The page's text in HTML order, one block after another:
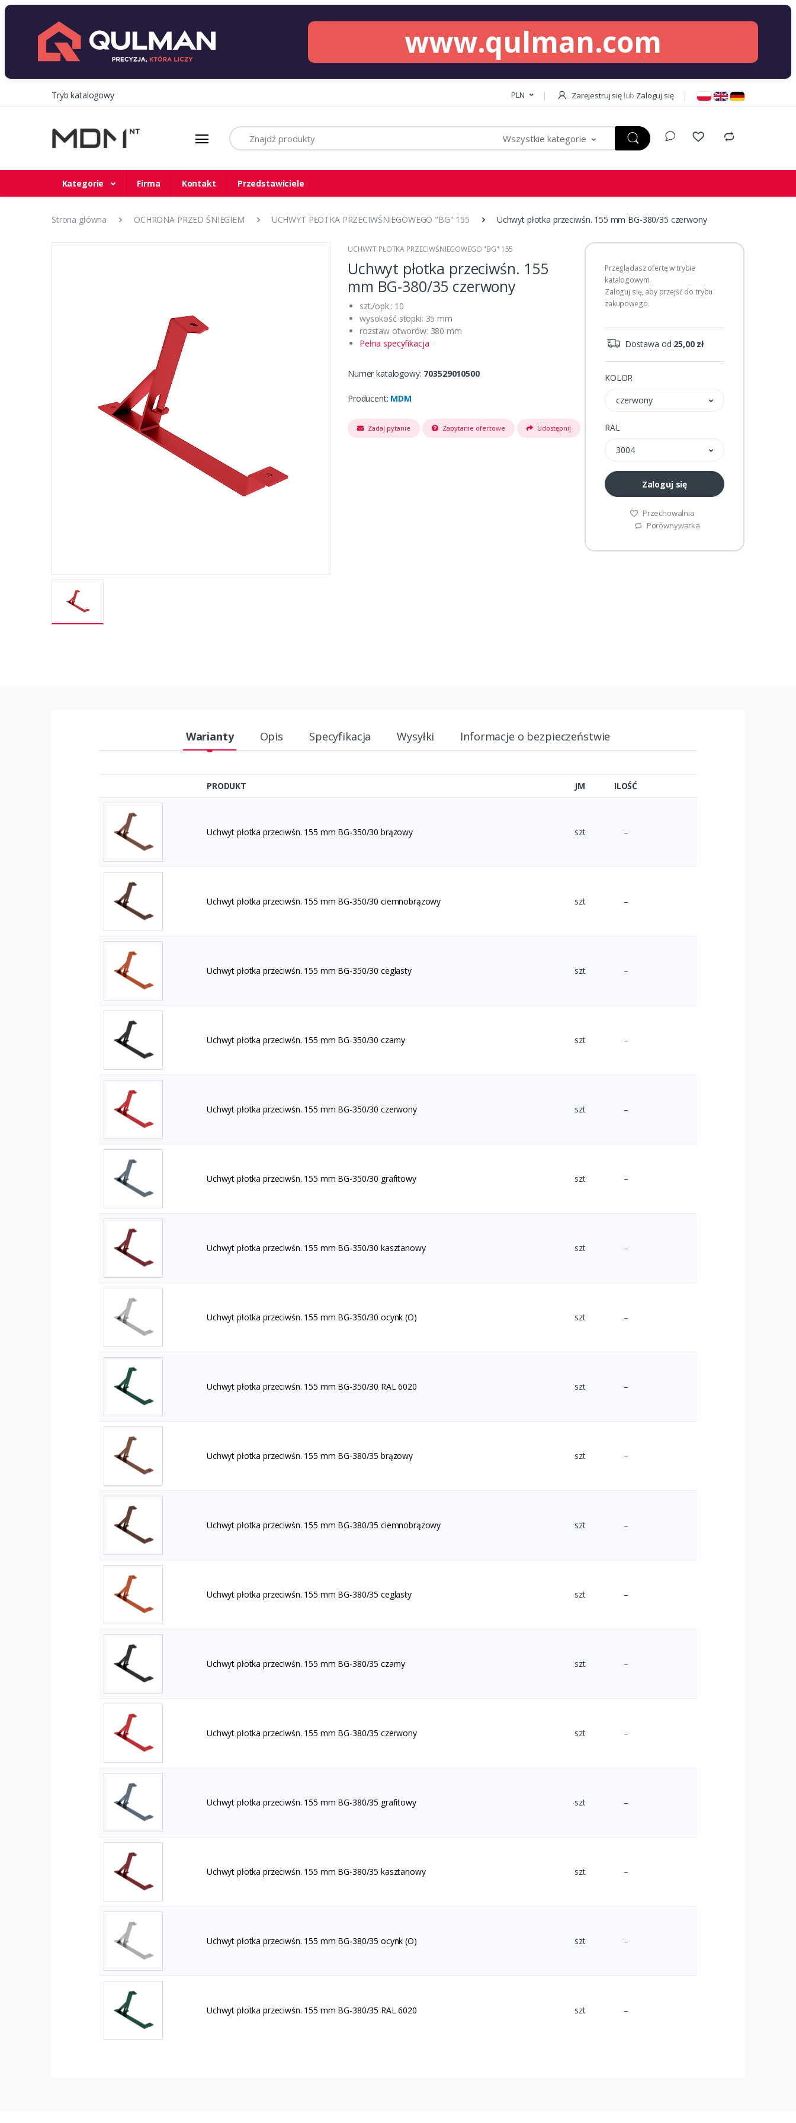
www.qulman.com
Tryb katalogowy PLN Zarejestruj się lub Zaloguj się
Szukaj
Wszystkie kategorie
Kategorie Firma Kontakt Przedstawiciele
Strona główna OCHRONA PRZED ŚNIEGIEM UCHWYT PŁOTKA PRZECIWŚNIEGOWEGO "BG" 155 Uchwyt płotka przeciwśn. 155 mm BG-380/35 czerwony
UCHWYT PŁOTKA PRZECIWŚNIEGOWEGO "BG" 155
Uchwyt płotka przeciwśn. 155
mm BG-380/35 czerwony
szt./opk.: 10
wysokość stopki: 35 mm
rozstaw otworów: 380 mm
Pełna specyfikacja
Numer katalogowy: 703529010500
Producent: MDM
Zadaj pytanie Zapytanie ofertowe Udostępnij
Przeglądasz ofertę w trybie
katalogowym.
Zaloguj się, aby przejść do trybu
zakupowego.
Dostawa od 25,00 zł
KOLOR
czerwony
RAL
3004
Zaloguj się
Przechowalnia
Porównywarka
Warianty Opis Specyfikacja Wysyłki Informacje o bezpieczeństwie
PRODUKT JM ILOŚĆ
Uchwyt płotka przeciwśn. 155 mm BG-350/30 brązowy szt –
Uchwyt płotka przeciwśn. 155 mm BG-350/30 ciemnobrązowy szt –
Uchwyt płotka przeciwśn. 155 mm BG-350/30 ceglasty szt –
Uchwyt płotka przeciwśn. 155 mm BG-350/30 czarny szt –
Uchwyt płotka przeciwśn. 155 mm BG-350/30 czerwony szt –
Uchwyt płotka przeciwśn. 155 mm BG-350/30 grafitowy szt –
Uchwyt płotka przeciwśn. 155 mm BG-350/30 kasztanowy szt –
Uchwyt płotka przeciwśn. 155 mm BG-350/30 ocynk (O) szt –
Uchwyt płotka przeciwśn. 155 mm BG-350/30 RAL 6020 szt –
Uchwyt płotka przeciwśn. 155 mm BG-380/35 brązowy szt –
Uchwyt płotka przeciwśn. 155 mm BG-380/35 ciemnobrązowy szt –
Uchwyt płotka przeciwśn. 155 mm BG-380/35 ceglasty szt –
Uchwyt płotka przeciwśn. 155 mm BG-380/35 czarny szt –
Uchwyt płotka przeciwśn. 155 mm BG-380/35 czerwony szt –
Uchwyt płotka przeciwśn. 155 mm BG-380/35 grafitowy szt –
Uchwyt płotka przeciwśn. 155 mm BG-380/35 kasztanowy szt –
Uchwyt płotka przeciwśn. 155 mm BG-380/35 ocynk (O) szt –
Uchwyt płotka przeciwśn. 155 mm BG-380/35 RAL 6020 szt –